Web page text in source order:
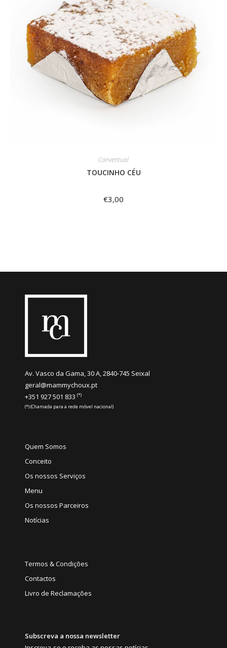
Conventual
TOUCINHO CÉU
€3,00
Av. Vasco da Gama, 30 A, 2840-745 Seixal
geral@mammychoux.pt
+351 927 501 833 (*)
(*) (Chamada para a rede móvel nacional)
Quem Somos
Conceito
Os nossos Serviços
Menu
Os nossos Parceiros
Notícias
Termos & Condições
Contactos
Livro de Reclamações
Subscreva a nossa newsletter